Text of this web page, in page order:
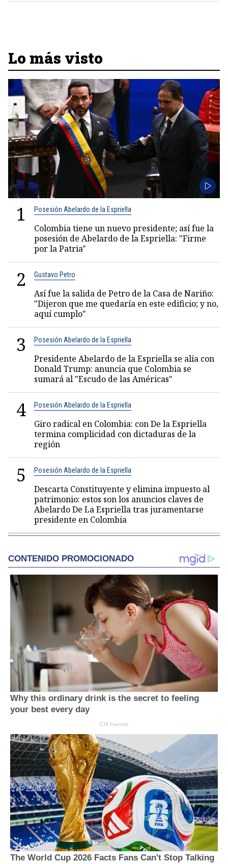
Lo más visto
1 Posesión Abelardo de la Espriella
Colombia tiene un nuevo presidente; así fue la
posesión de Abelardo de la Espriella: "Firme
por la Patria"
2 Gustavo Petro
Así fue la salida de Petro de la Casa de Nariño:
"Dijeron que me quedaría en este edificio; y no,
aquí cumplo"
3 Posesión Abelardo de la Espriella
Presidente Abelardo de la Espriella se alía con
Donald Trump: anuncia que Colombia se
sumará al "Escudo de las Américas"
4 Posesión Abelardo de la Espriella
Giro radical en Colombia: con De la Espriella
termina complicidad con dictaduras de la
región
5 Posesión Abelardo de la Espriella
Descarta Constituyente y elimina impuesto al
patrimonio: estos son los anuncios claves de
Abelardo De La Espriella tras juramentarse
presidente en Colombia